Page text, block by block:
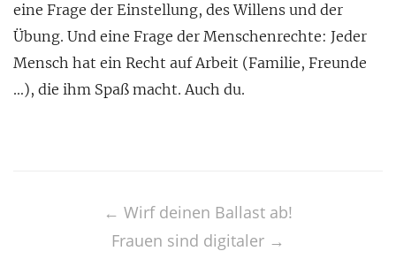
eine Frage der Einstellung, des Willens und der
Übung. Und eine Frage der Menschenrechte: Jeder
Mensch hat ein Recht auf Arbeit (Familie, Freunde
…), die ihm Spaß macht. Auch du.
navigation
← Wirf deinen Ballast ab!
Frauen sind digitaler →